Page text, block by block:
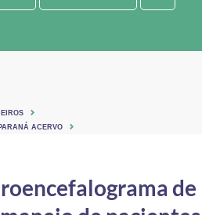
ACERVO
de